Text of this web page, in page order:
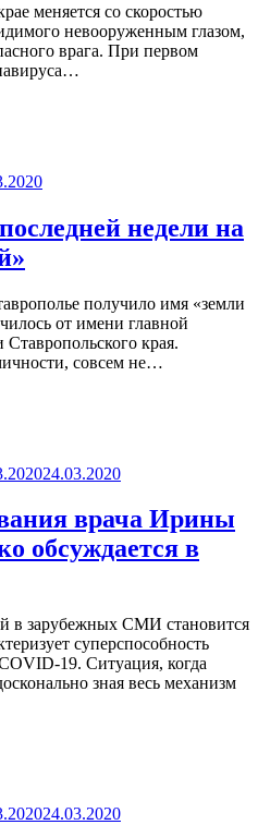
меняется со скоростью
невооруженным глазом,
врага. При первом
недели на
получило имя «земли
от имени главной
края.
совсем не…
24.03.2020
врача Ирины
обсуждается в
в зарубежных СМИ становится
суперспособность
19. Ситуация, когда
зная весь механизм
24.03.2020